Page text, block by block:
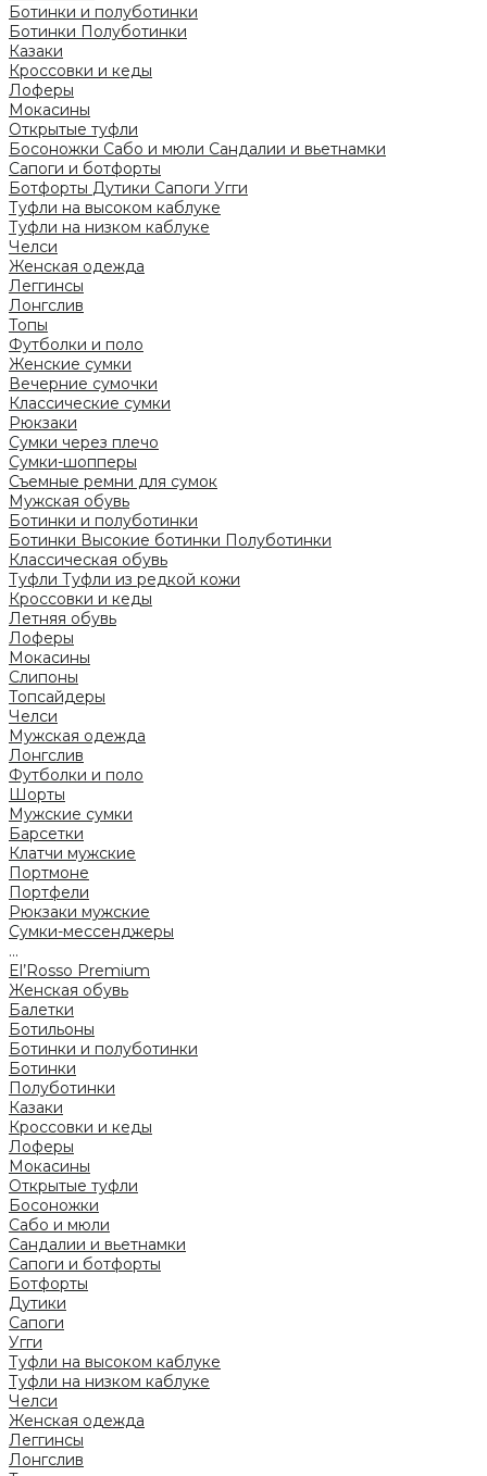
Ботинки и полуботинки
Ботинки Полуботинки
Казаки
Кроссовки и кеды
Лоферы
Мокасины
Открытые туфли
Босоножки Сабо и мюли Сандалии и вьетнамки
Сапоги и ботфорты
Ботфорты Дутики Сапоги Угги
Туфли на высоком каблуке
Туфли на низком каблуке
Челси
Женская одежда
Леггинсы
Лонгслив
Топы
Футболки и поло
Женские сумки
Вечерние сумочки
Классические сумки
Рюкзаки
Сумки через плечо
Сумки-шопперы
Съемные ремни для сумок
Мужская обувь
Ботинки и полуботинки
Ботинки Высокие ботинки Полуботинки
Классическая обувь
Туфли Туфли из редкой кожи
Кроссовки и кеды
Летняя обувь
Лоферы
Мокасины
Слипоны
Топсайдеры
Челси
Мужская одежда
Лонгслив
Футболки и поло
Шорты
Мужские сумки
Барсетки
Клатчи мужские
Портмоне
Портфели
Рюкзаки мужские
Сумки-мессенджеры
...
El’Rosso Premium
Женская обувь
Балетки
Ботильоны
Ботинки и полуботинки
Ботинки
Полуботинки
Казаки
Кроссовки и кеды
Лоферы
Мокасины
Открытые туфли
Босоножки
Сабо и мюли
Сандалии и вьетнамки
Сапоги и ботфорты
Ботфорты
Дутики
Сапоги
Угги
Туфли на высоком каблуке
Туфли на низком каблуке
Челси
Женская одежда
Леггинсы
Лонгслив